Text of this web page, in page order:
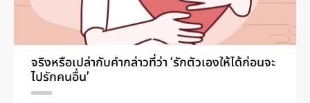
จริงหรือเปล่ากับคำกล่าวที่ว่า ‘รักตัวเองให้ได้ก่อนจะ
ไปรักคนอื่น’